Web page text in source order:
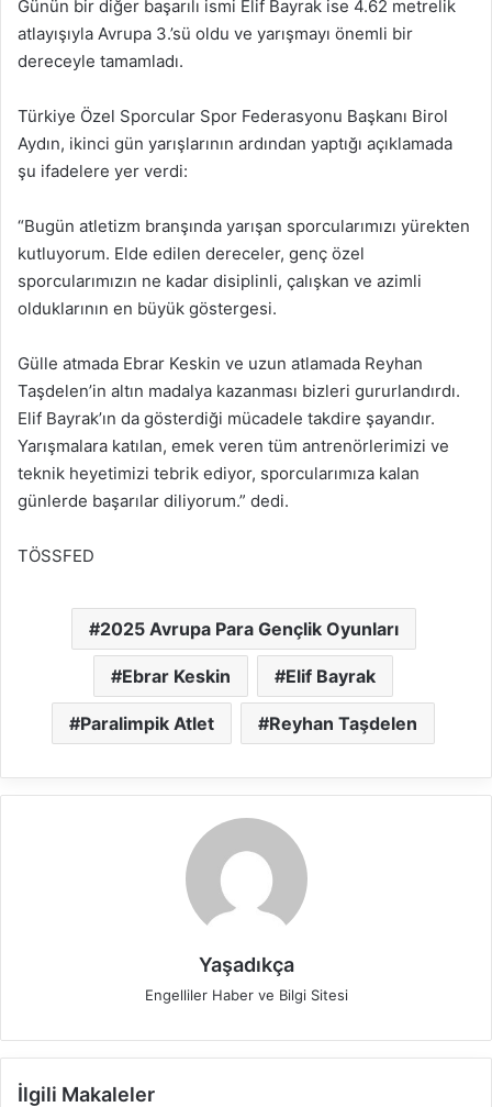
Günün bir diğer başarılı ismi Elif Bayrak ise 4.62 metrelik
atlayışıyla Avrupa 3.’sü oldu ve yarışmayı önemli bir
dereceyle tamamladı.
Türkiye Özel Sporcular Spor Federasyonu Başkanı Birol
Aydın, ikinci gün yarışlarının ardından yaptığı açıklamada
şu ifadelere yer verdi:
“Bugün atletizm branşında yarışan sporcularımızı yürekten
kutluyorum. Elde edilen dereceler, genç özel
sporcularımızın ne kadar disiplinli, çalışkan ve azimli
olduklarının en büyük göstergesi.
Gülle atmada Ebrar Keskin ve uzun atlamada Reyhan
Taşdelen’in altın madalya kazanması bizleri gururlandırdı.
Elif Bayrak’ın da gösterdiği mücadele takdire şayandır.
Yarışmalara katılan, emek veren tüm antrenörlerimizi ve
teknik heyetimizi tebrik ediyor, sporcularımıza kalan
günlerde başarılar diliyorum.” dedi.
TÖSSFED
2025 Avrupa Para Gençlik Oyunları
Ebrar Keskin Elif Bayrak
Paralimpik Atlet Reyhan Taşdelen
Yaşadıkça
Engelliler Haber ve Bilgi Sitesi
İlgili Makaleler